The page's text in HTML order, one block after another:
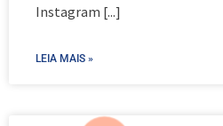
Instagram [...]
LEIA MAIS »